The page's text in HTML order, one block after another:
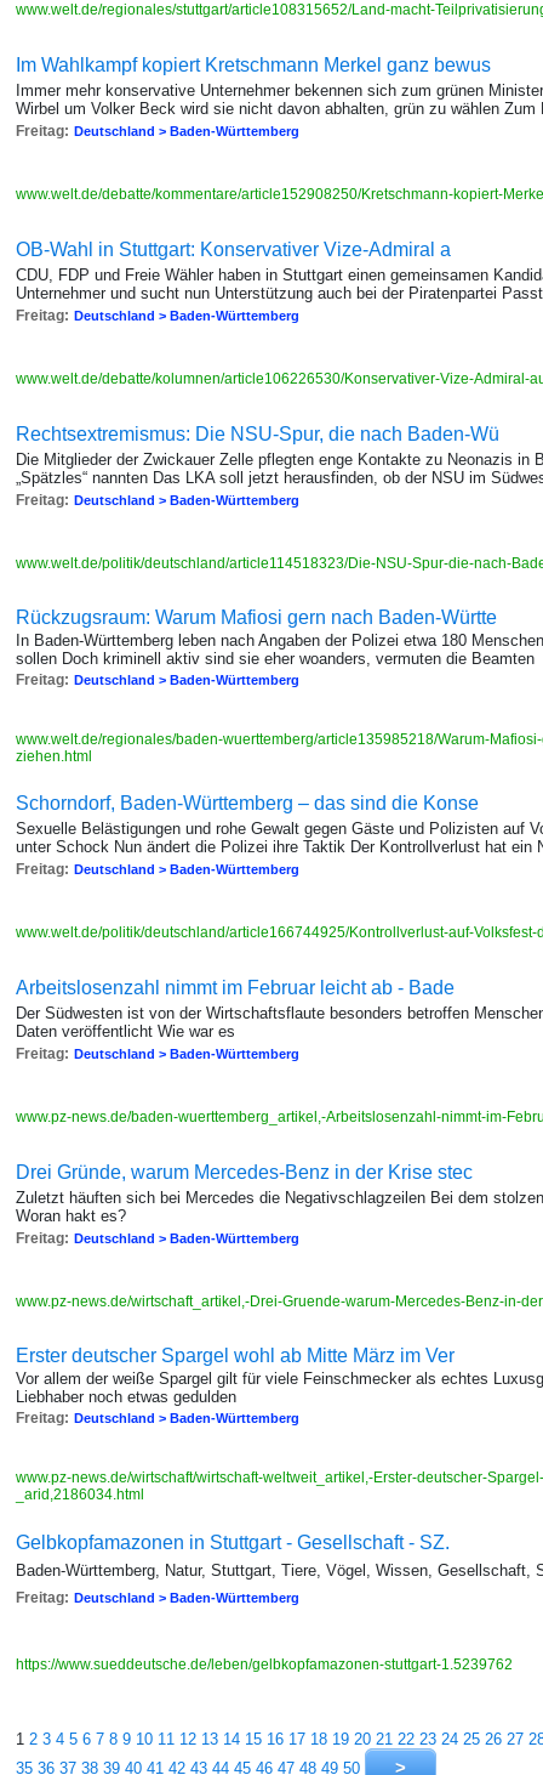
www.welt.de/regionales/stuttgart/article108315652/Land-macht-
Im Wahlkampf kopiert Kretschmann Merkel ganz bewus
Immer mehr konservative Unternehmer bekennen sich zum grünen
Wirbel um Volker Beck wird sie nicht davon abhalten, grün zu wählen Zum
Freitag: Deutschland > Baden-Württemberg
www.welt.de/debatte/kommentare/article152908250/Kretschmann-kopiert-
OB-Wahl in Stuttgart: Konservativer Vize-Admiral a
CDU, FDP und Freie Wähler haben in Stuttgart einen gemeinsamen
Unternehmer und sucht nun Unterstützung auch bei der Piratenpartei
Freitag: Deutschland > Baden-Württemberg
www.welt.de/debatte/kolumnen/article106226530/Konservativer-Vize-Admiral-
Rechtsextremismus: Die NSU-Spur, die nach Baden-Wü
Die Mitglieder der Zwickauer Zelle pflegten enge Kontakte zu Neonazis in
„Spätzles“ nannten Das LKA soll jetzt herausfinden, ob der NSU im
Freitag: Deutschland > Baden-Württemberg
www.welt.de/politik/deutschland/article114518323/Die-NSU-Spur-die-nach-
Rückzugsraum: Warum Mafiosi gern nach Baden-Württe
In Baden-Württemberg leben nach Angaben der Polizei etwa 180
sollen Doch kriminell aktiv sind sie eher woanders, vermuten die Beamten
Freitag: Deutschland > Baden-Württemberg
www.welt.de/regionales/baden-wuerttemberg/article135985218/Warum-
ziehen.html
Schorndorf, Baden-Württemberg – das sind die Konse
Sexuelle Belästigungen und rohe Gewalt gegen Gäste und Polizisten auf
unter Schock Nun ändert die Polizei ihre Taktik Der Kontrollverlust hat ein
Freitag: Deutschland > Baden-Württemberg
www.welt.de/politik/deutschland/article166744925/Kontrollverlust-auf-
Arbeitslosenzahl nimmt im Februar leicht ab - Bade
Der Südwesten ist von der Wirtschaftsflaute besonders betroffen
Daten veröffentlicht Wie war es
Freitag: Deutschland > Baden-Württemberg
www.pz-news.de/baden-wuerttemberg_artikel,-Arbeitslosenzahl-nimmt-im-
Drei Gründe, warum Mercedes-Benz in der Krise stec
Zuletzt häuften sich bei Mercedes die Negativschlagzeilen Bei dem
Woran hakt es?
Freitag: Deutschland > Baden-Württemberg
www.pz-news.de/wirtschaft_artikel,-Drei-Gruende-warum-Mercedes-Benz-in-
Erster deutscher Spargel wohl ab Mitte März im Ver
Vor allem der weiße Spargel gilt für viele Feinschmecker als echtes
Liebhaber noch etwas gedulden
Freitag: Deutschland > Baden-Württemberg
www.pz-news.de/wirtschaft/wirtschaft-weltweit_artikel,-Erster-deutscher-
_arid,2186034.html
Gelbkopfamazonen in Stuttgart - Gesellschaft - SZ.
Baden-Württemberg, Natur, Stuttgart, Tiere, Vögel, Wissen, Gesellschaft,
Freitag: Deutschland > Baden-Württemberg
https://www.sueddeutsche.de/leben/gelbkopfamazonen-stuttgart-1.5239762
1 2 3 4 5 6 7 8 9 10 11 12 13 14 15 16 17 18 19 20 21 22 23 24 25 26 27
35 36 37 38 39 40 41 42 43 44 45 46 47 48 49 50